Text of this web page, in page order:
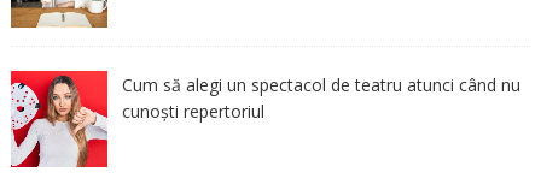
Cum să alegi un spectacol de teatru atunci când nu
cunoști repertoriul